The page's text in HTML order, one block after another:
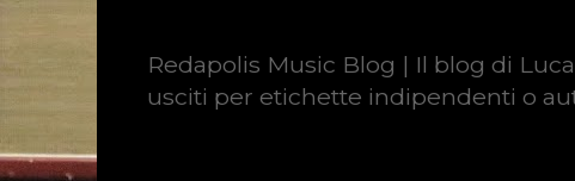
Redapolis Music Blog | Il blog di
usciti per etichette indipendenti o